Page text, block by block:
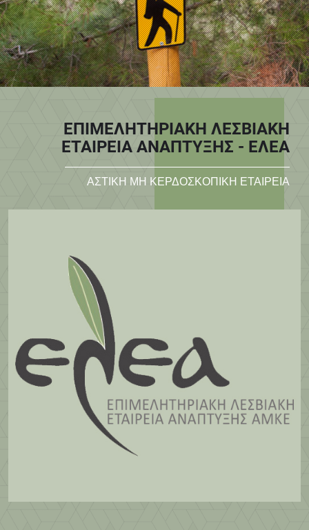
ΕΠΙΜΕΛΗΤΗΡΙΑΚΗ ΛΕΣΒΙΑΚΗ
ΕΤΑΙΡΕΙΑ ΑΝΑΠΤΥΞΗΣ - ΕΛΕΑ
ΑΣΤΙΚΗ ΜΗ ΚΕΡΔΟΣΚΟΠΙΚΗ ΕΤΑΙΡΕΙΑ